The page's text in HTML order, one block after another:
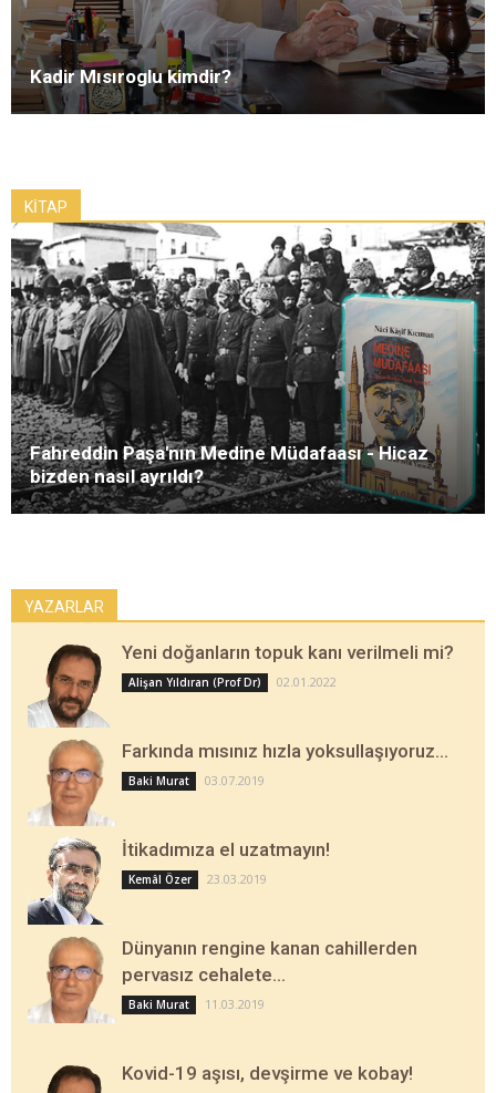
Kadir Mısıroglu kimdir?
KİTAP
Fahreddin Paşa'nın Medine Müdafaası - Hicaz
bizden nasıl ayrıldı?
YAZARLAR
Yeni doğanların topuk kanı verilmeli mi?
Alişan Yıldıran (Prof Dr) 02.01.2022
Farkında mısınız hızla yoksullaşıyoruz…
Baki Murat 03.07.2019
İtikadımıza el uzatmayın!
Kemâl Özer 23.03.2019
Dünyanın rengine kanan cahillerden
pervasız cehalete…
Baki Murat 11.03.2019
Kovid-19 aşısı, devşirme ve kobay!